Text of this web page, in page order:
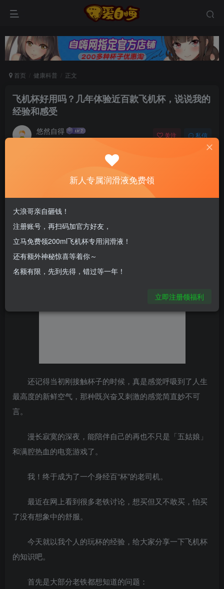
首页 健康科普 正文
飞机杯好用吗？几年体验近百款飞机杯，说说我的
经验和感受
悠然自得
6个月前发布
关注 私信
新老司机速来！注册自嗨网+扫码加好友，即
送200ml润滑液→
这几年来体验和评测过N款灰机杯，慢玩型的、刺激型的、
真实感受型的…基本上市面上有的都尝试过。对杯子的制作
材料、工艺、通道结构，也都有研究过，请叫我玩“杯”老司
机。
还记得当初刚接触杯子的时候，真是感觉呼吸到了人生
最高度的新鲜空气，那种既兴奋又刺激的感觉简直妙不可
言。
漫长寂寞的深夜，能陪伴自己的再也不只是「五姑娘」
和满腔热血的电竞游戏了。
我！终于成为了一个身经百“杯”的老司机。
最近在网上看到很多老铁讨论，想买但又不敢买，怕买
了没有想象中的舒服。
今天就以我个人的玩杯的经验，给大家分享一下飞机杯
的知识吧。
首先是大部分老铁都想知道的问题：
新人专属润滑液免费领
大浪哥亲自砸钱！
注册账号，再扫码加官方好友，
立马免费领200ml飞机杯专用润滑液！
还有额外神秘惊喜等着你～
名额有限，先到先得，错过等一年！
立即注册领福利